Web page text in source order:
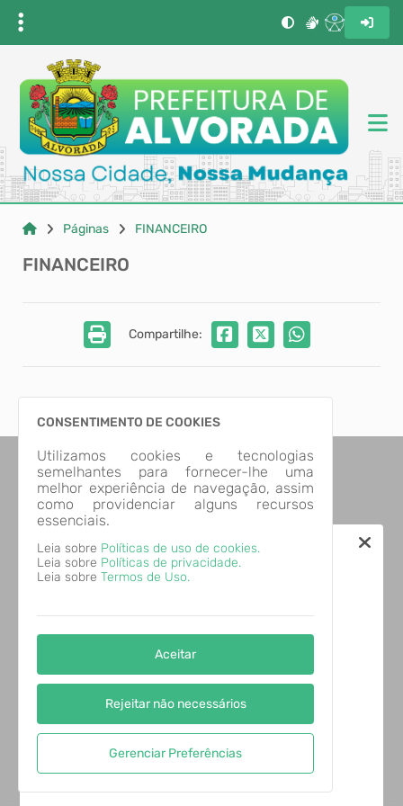
Páginas FINANCEIRO
FINANCEIRO
Compartilhe:
CONSENTIMENTO DE COOKIES
Utilizamos cookies e tecnologias
semelhantes para fornecer-lhe uma
melhor experiência de navegação, assim
como providenciar alguns recursos
essenciais.
Leia sobre Políticas de uso de cookies.
Leia sobre Políticas de privacidade.
Leia sobre Termos de Uso.
Aceitar
Rejeitar não necessários
Gerenciar Preferências